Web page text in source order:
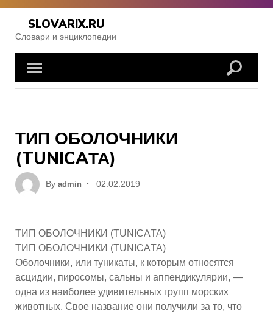
Skip
content
SLOVARIX.RU
Словари и энциклопедии
ТИП ОБОЛОЧНИКИ
(TUNICAТА)
By admin
Posted
02.02.2019
ТИП ОБОЛОЧНИКИ (TUNICAТА)
ТИП ОБОЛОЧНИКИ (TUNICAТА)
Оболочники, или туникаты, к которым относятся
асцидии, пиросомы, сальны и аппендикулярии, —
одна из наиболее удивительных групп морских
животных. Свое название они получили за то, что